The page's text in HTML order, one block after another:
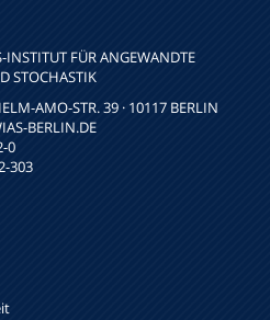
INSTITUT FÜR ANGEWANDTE A
AMO-STR. 39 · 10117 BERLIN
BERLIN.DE
0
303